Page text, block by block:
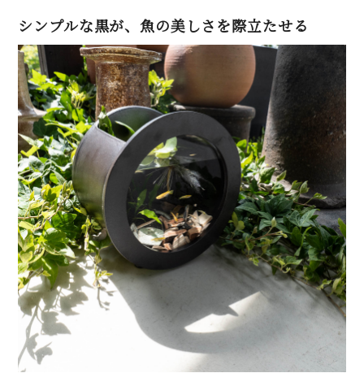
シンプルな黒が、魚の美しさを際立たせる